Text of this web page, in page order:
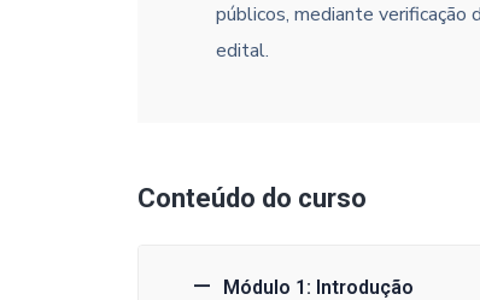
públicos, mediante verificação
edital.
Conteúdo do curso
Módulo 1: Introdução